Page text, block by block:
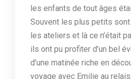
les enfants de tout âges
Souvent les plus petits
les ateliers et là ce n’était
ils ont pu profiter d’un bel
d’une matinée riche en
voyage avec Emilie au